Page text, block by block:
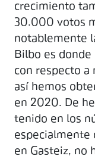
crecimiento
30.000 votos
notablemente
Bilbo es
con respecto a
así hemos
en 2020. De
tenido en los
especialmente
en Gasteiz, no